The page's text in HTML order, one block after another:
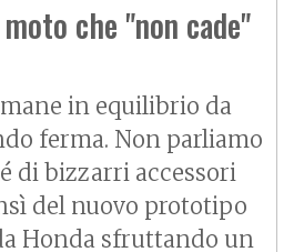
che "non cade"
in equilibrio da
ferma. Non parliamo
di bizzarri accessori
del nuovo prototipo
Honda sfruttando un